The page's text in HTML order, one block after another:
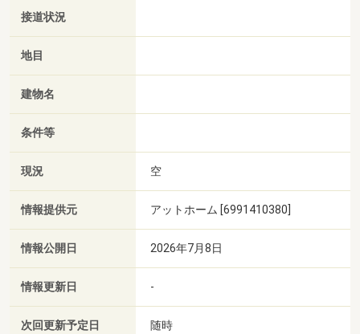
接道状況
地目
建物名
条件等
現況 空
情報提供元 アットホーム [6991410380]
情報公開日 2026年7月8日
情報更新日 -
次回更新予定日 随時